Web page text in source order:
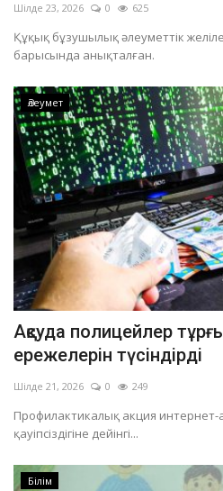
Шілде 23, 2026 0 625
Құқық бұзушылық әлеуметтік
барысында анықталған.
Әлеумет
Ақсуда полицейлер
ережелерін түсіндірді
Шілде 21, 2026 0 249
Профилактикалық акция
қауіпсіздігіне дейінгі...
Білім